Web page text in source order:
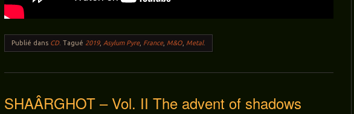
Publié dans CD.Tagué 2019, Asylum Pyre, France, M&O Metal.
SHAÂRGHOT – Vol. II The advent of shadows